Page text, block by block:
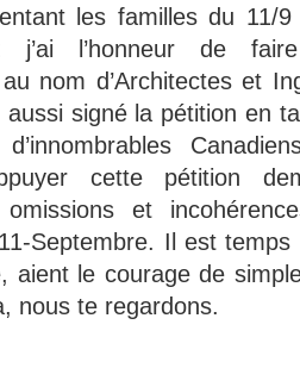
les familles du 11/
j’ai l’honneur de
nom d’Architectes et
aussi signé la pétition en
cette pétition
omissions et
Septembre. Il est
aient le courage de
nous te regardons.